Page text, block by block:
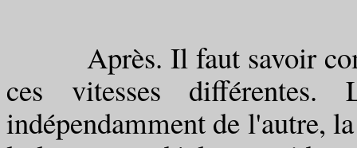
Après. Il faut savoir
ces vitesses
indépendamment de l'autre,